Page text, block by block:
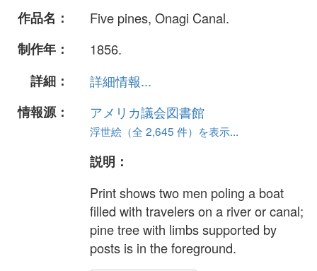
作品名：
Five pines, Onagi Canal.
制作年：
1856.
詳細：
詳細情報...
情報源：
アメリカ議会図書館
浮世絵（全 2,645 件）を表示...
説明：
Print shows two men poling a boat
filled with travelers on a river or canal;
pine tree with limbs supported by
posts is in the foreground.